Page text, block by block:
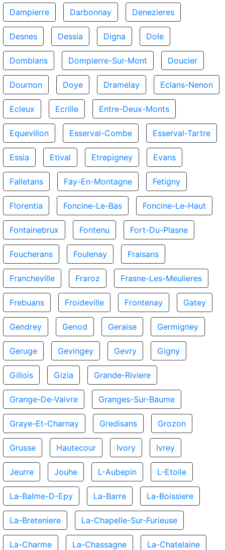
Dampierre Darbonnay Denezieres
Desnes Dessia Digna Dole
Domblans Dompierre-Sur-Mont Doucier
Dournon Doye Dramelay Eclans-Nenon
Ecleux Ecrille Entre-Deux-Monts
Equevillon Esserval-Combe Esserval-Tartre
Essia Etival Etrepigney Evans
Falletans Fay-En-Montagne Fetigny
Florentia Foncine-Le-Bas Foncine-Le-Haut
Fontainebrux Fontenu Fort-Du-Plasne
Foucherans Foulenay Fraisans
Francheville Fraroz Frasne-Les-Meulieres
Frebuans Froideville Frontenay Gatey
Gendrey Genod Geraise Germigney
Geruge Gevingey Gevry Gigny
Gillois Gizia Grande-Riviere
Grange-De-Vaivre Granges-Sur-Baume
Graye-Et-Charnay Gredisans Grozon
Grusse Hautecour Ivory Ivrey
Jeurre Jouhe L-Aubepin L-Etoile
La-Balme-D-Epy La-Barre La-Boissiere
La-Breteniere La-Chapelle-Sur-Furieuse
La-Charme La-Chassagne La-Chatelaine